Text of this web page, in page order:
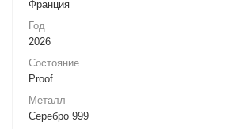
Франция
Год
2026
Состояние
Proof
Металл
Серебро 999